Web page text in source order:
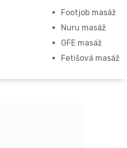
Footjob masáž
Nuru masáž
GFE masáž
Fetišová masáž